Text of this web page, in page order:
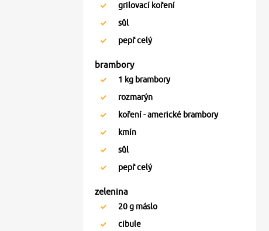
grilovací koření
sůl
pepř celý
brambory
1 kg brambory
rozmarýn
koření - americké brambory
kmín
sůl
pepř celý
zelenina
20g máslo
cibule